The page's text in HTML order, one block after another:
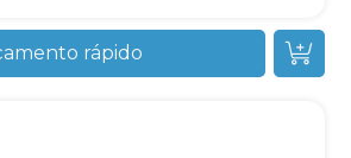
rápido